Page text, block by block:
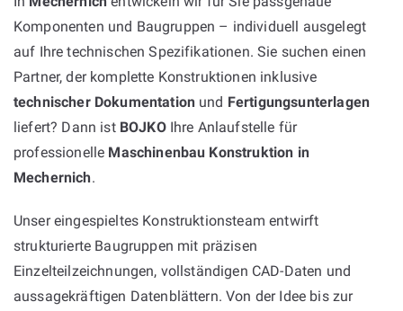
Komponenten und Baugruppen – individuell ausgelegt
auf Ihre technischen Spezifikationen. Sie suchen einen
Partner, der komplette Konstruktionen inklusive
technischer Dokumentation und Fertigungsunterlagen
liefert? Dann ist BOJKOIhre Anlaufstelle für
professionelle Maschinenbau Konstruktion in
Mechernich.
Unser eingespieltes Konstruktionsteam entwirft
strukturierte Baugruppen mit präzisen
Einzelteilzeichnungen, vollständigen CAD-Daten und
aussagekräftigen Datenblättern. Von der Idee bis zur